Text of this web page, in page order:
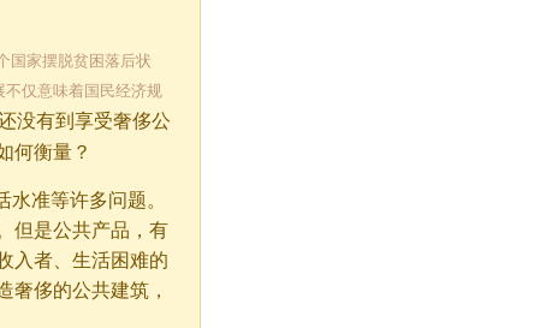
国家摆脱贫困落后状
仅意味着国民经济规
没有到享受奢侈公
何衡量？
准等许多问题。
但是公共产品，有
入者、生活困难的
奢侈的公共建筑，